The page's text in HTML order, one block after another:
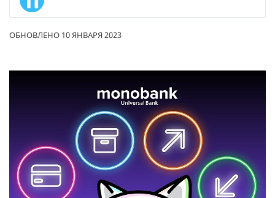
ОБНОВЛЕНО 10 ЯНВАРЯ 2023